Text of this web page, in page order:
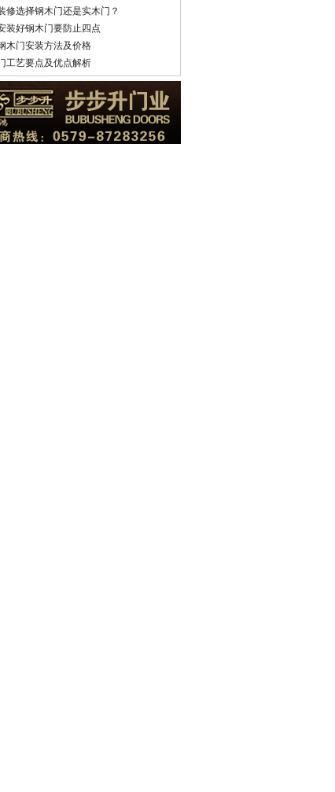
修选择钢木门还是实木门？
装好钢木门要防止四点
木门安装方法及价格
工艺要点及优点解析